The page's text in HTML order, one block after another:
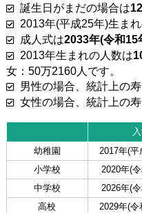
誕生日がまだの場合は
2013年(平成25年)生ま
成人式は2033年(令和15
2013年生まれの人数は
女：50万2160人です。
男性の場合、統計上の
女性の場合、統計上の
幼稚園
2017年(平
小学校
2020年(
中学校
2026年(
高校
2029年(令